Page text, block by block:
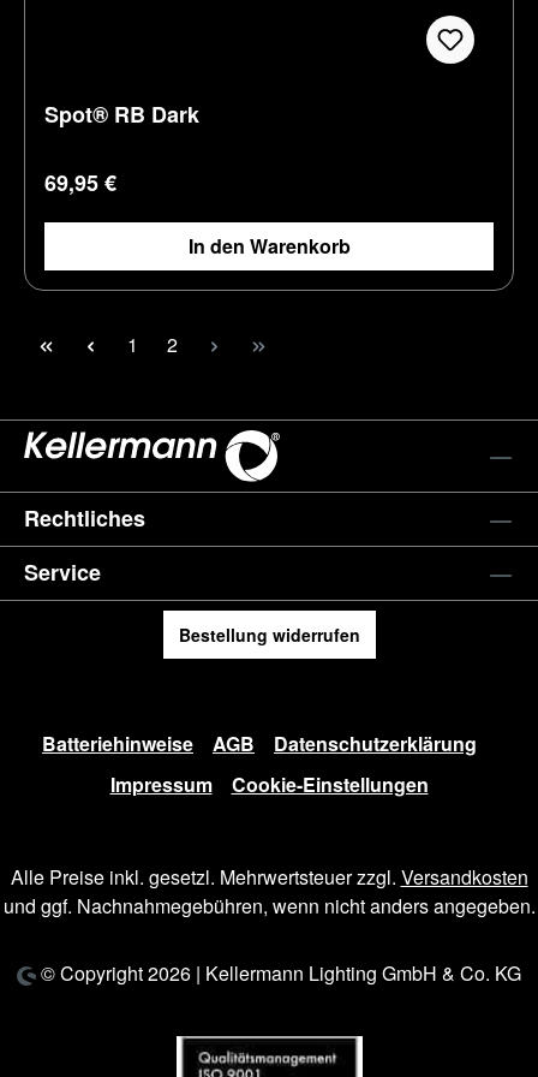
Spot® RB Dark
Regulärer Preis:
69,95 €
In den Warenkorb
Seite
1 Seite
2
Rechtliches
Service
Bestellung widerrufen
Batteriehinweise AGB
Datenschutzerklärung
Impressum
Cookie-Einstellungen
Alle Preise inkl. gesetzl. Mehrwertsteuer zzgl. Versandkosten
und ggf. Nachnahmegebühren, wenn nicht anders angegeben.
© Copyright 2026 | Kellermann Lighting GmbH & Co. KG